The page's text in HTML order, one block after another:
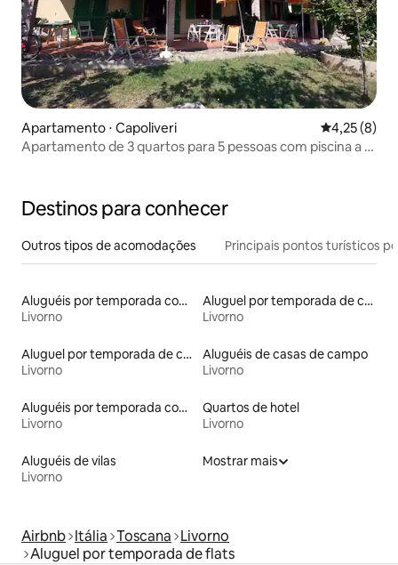
Apartamento ⋅ Capoliveri 4,25 de
4,25 (8)
Apartamento de 3 quartos para 5 pessoas com piscina a 1
Destinos para conhecer
Outros tipos de acomodações Principais pontos turísticos
Aluguéis por temporada com café da manhã
Livorno
Aluguel por temporada de casas de hóspedes
Livorno
Aluguel por temporada de casas de veraneio
Livorno
Aluguéis de casas de campo
Livorno
Aluguéis por temporada com acesso à praia
Livorno
Quartos de hotel
Livorno
Aluguéis de vilas
Livorno
Mostrar mais
Airbnb Itália Toscana Livorno
Aluguel por temporada de flats